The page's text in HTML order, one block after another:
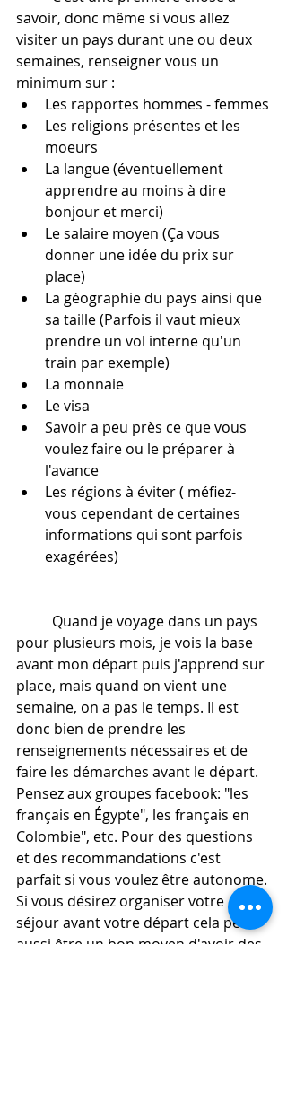
savoir, donc même si vous allez
visiter un pays durant une ou deux
semaines, renseigner vous un
minimum sur :
Les rapportes hommes - femmes
Les religions présentes et les
moeurs
La langue (éventuellement
apprendre au moins à dire
bonjour et merci)
Le salaire moyen (Ça vous
donner une idée du prix sur
place)
La géographie du pays ainsi que
sa taille (Parfois il vaut mieux
prendre un vol interne qu'un
train par exemple)
La monnaie
Le visa
Savoir a peu près ce que vous
voulez faire ou le préparer à
l'avance
Les régions à éviter ( méfiez-
vous cependant de certaines
informations qui sont parfois
exagérées)
pour plusieurs mois, je vois la base
avant mon départ puis j'apprend sur
place, mais quand on vient une
semaine, on a pas le temps. Il est
donc bien de prendre les
renseignements nécessaires et de
faire les démarches avant le départ.
Pensez aux groupes facebook: "les
français en Égypte", les français en
Colombie", etc. Pour des questions
et des recommandations c'est
parfait si vous voulez être autonome.
Si vous désirez organiser votre
séjour avant votre départ cela peut
aussi être un bon moyen d'avoir des